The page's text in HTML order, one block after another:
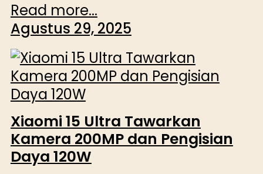
Read more...
Agustus 29, 2025
Xiaomi 15 Ultra Tawarkan
Kamera 200MP dan Pengisian
Daya 120W